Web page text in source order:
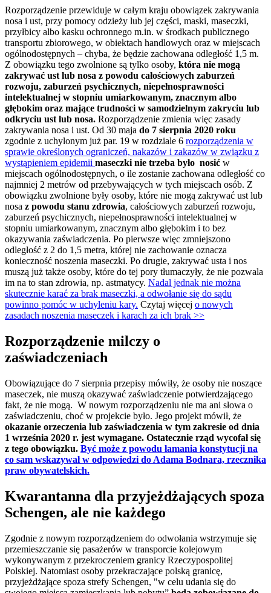
Rozporządzenie przewiduje w całym kraju obowiązek zakrywania
nosa i ust, przy pomocy odzieży lub jej części, maski, maseczki,
przyłbicy albo kasku ochronnego m.in. w środkach publicznego
transportu zbiorowego, w obiektach handlowych oraz w miejscach
ogólnodostępnych – chyba, że będzie zachowana odległość 1,5 m.
Z obowiązku tego zwolnione są tylko osoby, która nie mogą
zakrywać ust lub nosa z powodu całościowych zaburzeń
rozwoju, zaburzeń psychicznych, niepełnosprawności
intelektualnej w stopniu umiarkowanym, znacznym albo
głębokim oraz mające trudności w samodzielnym zakryciu lub
odkryciu ust lub nosa. Rozporządzenie zmienia więc zasady
zakrywania nosa i ust. Od 30 maja do 7 sierpnia 2020 roku
zgodnie z uchylonym już par. 19 w rozdziale 6 rozporządzenia w
sprawie określonych ograniczeń, nakazów i zakazów w związku z
wystąpieniem epidemii maseczki nie trzeba było nosić w
miejscach ogólnodostępnych, o ile zostanie zachowana odległość co
najmniej 2 metrów od przebywających w tych miejscach osób. Z
obowiązku zwolnione były osoby, które nie mogą zakrywać ust lub
nosa z powodu stanu zdrowia, całościowych zaburzeń rozwoju,
zaburzeń psychicznych, niepełnosprawności intelektualnej w
stopniu umiarkowanym, znacznym albo głębokim i to bez
okazywania zaświadczenia. Po pierwsze więc zmniejszono
odległość z 2 do 1,5 metra, której nie zachowanie oznacza
konieczność noszenia maseczki. Po drugie, zakrywać usta i nos
muszą już także osoby, które do tej pory tłumaczyły, że nie pozwala
im na to stan zdrowia, np. astmatycy. Nadal jednak nie można
skutecznie karać za brak maseczki, a odwołanie się do sądu
powinno pomóc w uchyleniu kary. Czytaj więcej o nowych
zasadach noszenia maseczek i karach za ich brak >>
Rozporządzenie milczy o
zaświadczeniach
Obowiązujące do 7 sierpnia przepisy mówiły, że osoby nie noszące
maseczek, nie muszą okazywać zaświadczenie potwierdzającego
fakt, że nie mogą. W nowym rozporządzeniu nie ma ani słowa o
zaświadczeniu, choć w projekcie było. Jego projekt mówił, że
okazanie orzeczenia lub zaświadczenia w tym zakresie od dnia
1 września 2020 r. jest wymagane. Ostatecznie rząd wycofał się
z tego obowiązku. Być może z powodu łamania konstytucji na
co sam wskazywał w odpowiedzi do Adama Bodnara, rzecznika
praw obywatelskich.
Kwarantanna dla przyjeżdżających spoza
Schengen, ale nie każdego
Zgodnie z nowym rozporządzeniem do odwołania wstrzymuje się
przemieszczanie się pasażerów w transporcie kolejowym
wykonywanym z przekroczeniem granicy Rzeczypospolitej
Polskiej. Natomiast osoby przekraczające polską granicę,
przyjeżdżające spoza strefy Schengen, "w celu udania się do